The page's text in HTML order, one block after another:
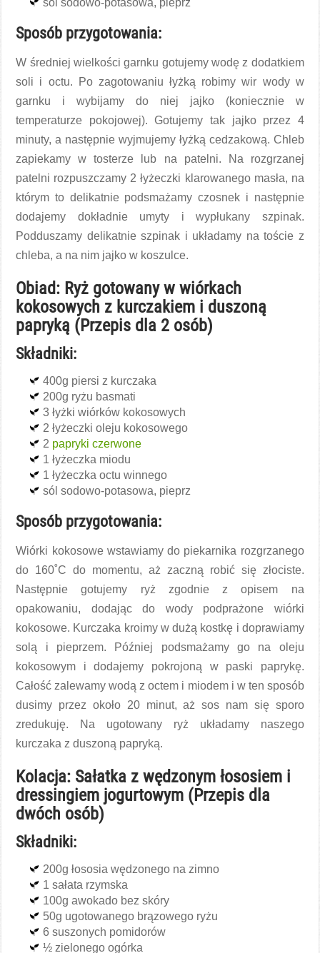
sól sodowo-potasowa, pieprz
Sposób przygotowania:
W średniej wielkości garnku gotujemy wodę z dodatkiem
soli i octu. Po zagotowaniu łyżką robimy wir wody w
garnku i wybijamy do niej jajko (koniecznie w
temperaturze pokojowej). Gotujemy tak jajko przez 4
minuty, a następnie wyjmujemy łyżką cedzakową. Chleb
zapiekamy w tosterze lub na patelni. Na rozgrzanej
patelni rozpuszczamy 2 łyżeczki klarowanego masła, na
którym to delikatnie podsmażamy czosnek i następnie
dodajemy dokładnie umyty i wypłukany szpinak.
Podduszamy delikatnie szpinak i układamy na toście z
chleba, a na nim jajko w koszulce.
Obiad: Ryż gotowany w wiórkach
kokosowych z kurczakiem i duszoną
papryką (Przepis dla 2 osób)
Składniki:
400g piersi z kurczaka
200g ryżu basmati
3 łyżki wiórków kokosowych
2 łyżeczki oleju kokosowego
2 papryki czerwone
1 łyżeczka miodu
1 łyżeczka octu winnego
sól sodowo-potasowa, pieprz
Sposób przygotowania:
Wiórki kokosowe wstawiamy do piekarnika rozgrzanego
do 160˚C do momentu, aż zaczną robić się złociste.
Następnie gotujemy ryż zgodnie z opisem na
opakowaniu, dodając do wody podprażone wiórki
kokosowe. Kurczaka kroimy w dużą kostkę i doprawiamy
solą i pieprzem. Później podsmażamy go na oleju
kokosowym i dodajemy pokrojoną w paski paprykę.
Całość zalewamy wodą z octem i miodem i w ten sposób
dusimy przez około 20 minut, aż sos nam się sporo
zredukuję. Na ugotowany ryż układamy naszego
kurczaka z duszoną papryką.
Kolacja: Sałatka z wędzonym łososiem i
dressingiem jogurtowym (Przepis dla
dwóch osób)
Składniki:
200g łososia wędzonego na zimno
1 sałata rzymska
100g awokado bez skóry
50g ugotowanego brązowego ryżu
6 suszonych pomidorów
½ zielonego ogórka